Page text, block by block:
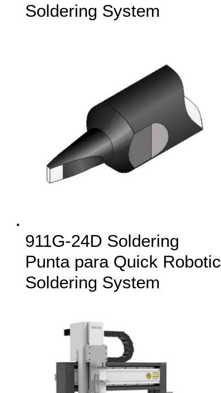
Soldering System
911G-24D Soldering
Punta para Quick Robotic
Soldering System